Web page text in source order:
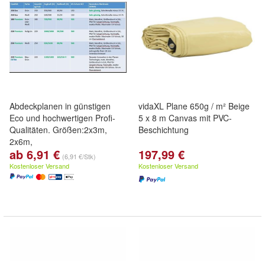
Abdeckplanen in günstigen
Eco und hochwertigen Profi-
Qualitäten. Größen:2x3m,
2x6m,
4x6m, 6x8m, 6x10m, 8x10m,
8x12m, 8x16m, 10x12m,
14x16m, 16x16, 15x20m,
ab 6,91 € (6,91 €/Stk)
Kostenloser Versand
vidaXL Plane 650g / m² Beige
5 x 8 m Canvas mit PVC-
Beschichtung
197,99 €
Kostenloser Versand